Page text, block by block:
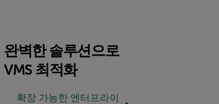
완벽한 솔루션으로
VMS 최적화
확장 가능한 엔터프라이